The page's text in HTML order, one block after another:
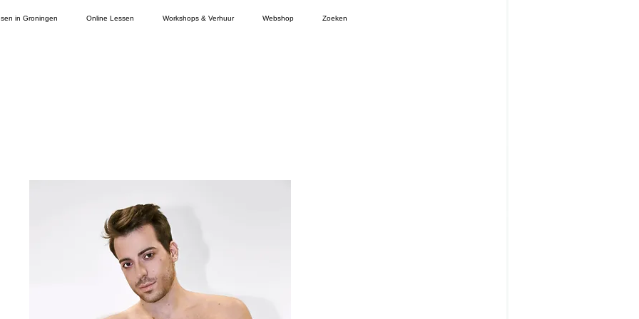
in Groningen Online Lessen Workshops & Verhuur Webshop Zoeken